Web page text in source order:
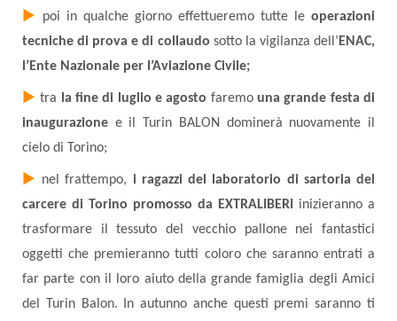
► poi in qualche giorno effettueremo tutte le operazioni
tecniche di prova e di collaudo sotto la vigilanza dell’ENAC,
l’Ente Nazionale per l’Aviazione Civile;
►tra la fine di luglio e agosto faremouna grande festa di
inaugurazione e il Turin BALON dominerà nuovamente il
cielo di Torino;
► nel frattempo, i ragazzi del laboratorio di sartoria del
carcere di Torino promosso da EXTRALIBERI inizieranno a
trasformare il tessuto del vecchio pallone nei fantastici
oggetti che premieranno tutti coloro che saranno entrati a
far parte con il loro aiuto della grande famiglia degli Amici
del Turin Balon. In autunno anche questi premi saranno ti